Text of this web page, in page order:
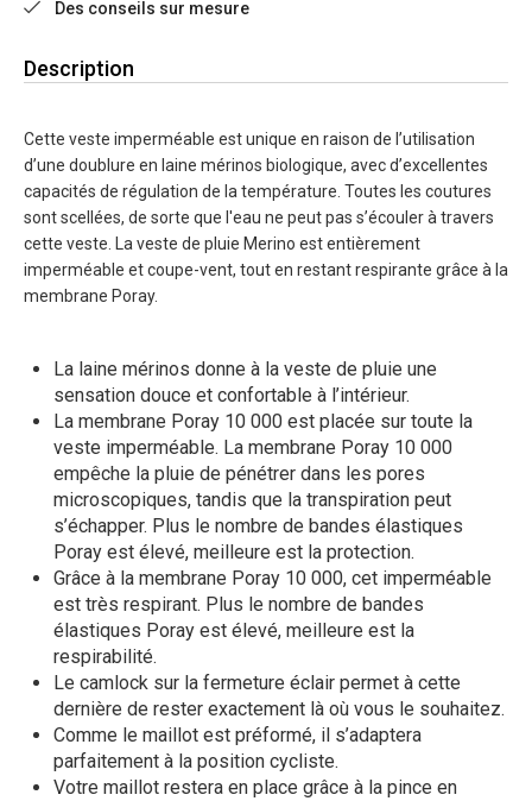
Des conseils sur mesure
Description
Cette veste imperméable est unique en raison de l’utilisation
d’une doublure en laine mérinos biologique, avec d’excellentes
capacités de régulation de la température. Toutes les coutures
sont scellées, de sorte que l'eau ne peut pas s’écouler à travers
cette veste. La veste de pluie Merino est entièrement
imperméable et coupe-vent, tout en restant respirante grâce à la
membrane Poray.
La laine mérinos donne à la veste de pluie une
sensation douce et confortable à l’intérieur.
La membrane Poray 10 000 est placée sur toute la
veste imperméable. La membrane Poray 10 000
empêche la pluie de pénétrer dans les pores
microscopiques, tandis que la transpiration peut
s’échapper. Plus le nombre de bandes élastiques
Poray est élevé, meilleure est la protection.
Grâce à la membrane Poray 10 000, cet imperméable
est très respirant. Plus le nombre de bandes
élastiques Poray est élevé, meilleure est la
respirabilité.
Le camlock sur la fermeture éclair permet à cette
dernière de rester exactement là où vous le souhaitez.
Comme le maillot est préformé, il s’adaptera
parfaitement à la position cycliste.
Votre maillot restera en place grâce à la pince en